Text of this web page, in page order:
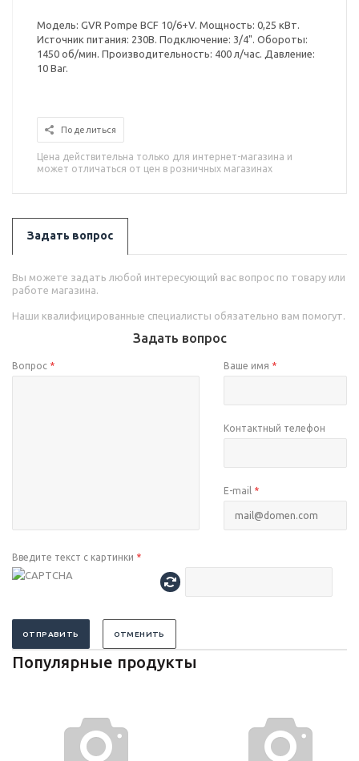
Модель: GVR Pompe BCF 10/6+V. Мощность: 0,25 кВт.
Источник питания: 230В. Подключение: 3/4". Обороты:
1450 об/мин. Производительность: 400 л/час. Давление:
10 Bar.
Поделиться
Цена действительна только для интернет-магазина и
может отличаться от цен в розничных магазинах
Задать вопрос
Вы можете задать любой интересующий вас вопрос по товару или
работе магазина.
Наши квалифицированные специалисты обязательно вам помогут.
Задать вопрос
Вопрос * Ваше имя *
Контактный телефон
E-mail *
Введите текст с картинки *
ОТПРАВИТЬ ОТМЕНИТЬ
Популярные продукты